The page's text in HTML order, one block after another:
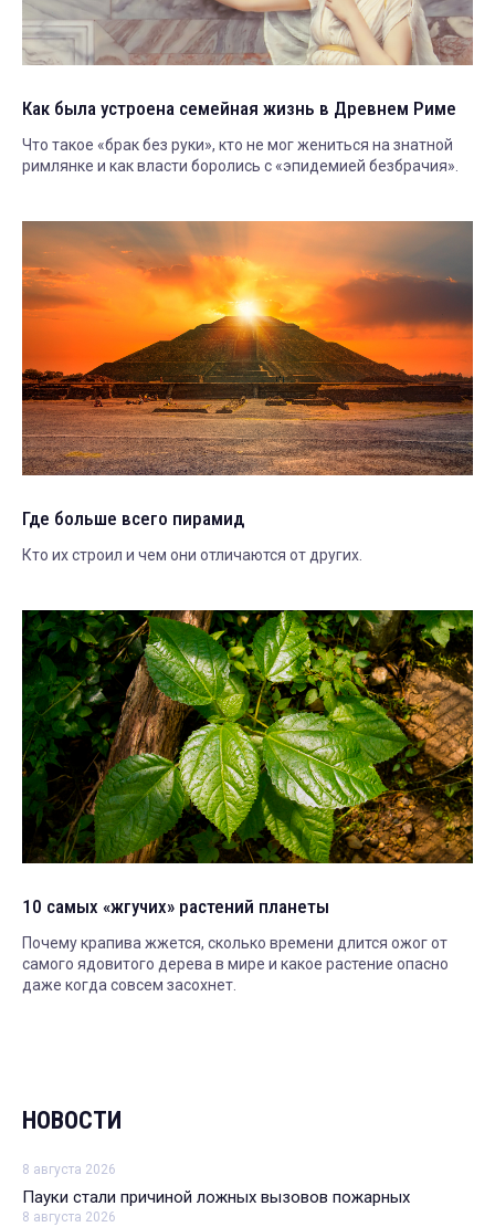
Как была устроена семейная жизнь в Древнем Риме
Что такое «брак без руки», кто не мог жениться на знатной
римлянке и как власти боролись с «эпидемией безбрачия».
Где больше всего пирамид
Кто их строил и чем они отличаются от других.
10 самых «жгучих» растений планеты
Почему крапива жжется, сколько времени длится ожог от
самого ядовитого дерева в мире и какое растение опасно
даже когда совсем засохнет.
НОВОСТИ
8 августа 2026
Пауки стали причиной ложных вызовов пожарных
8 августа 2026